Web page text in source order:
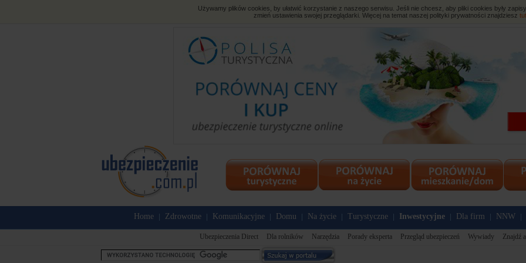
Używamy plików cookies, by ułatwić korzystanie z naszego serwisu. Jeśli nie chcesz, aby pliki cookies były
zmień ustawienia swojej przeglądarki. Więcej na temat naszej polityki prywatności znajdziesz
Home Zdrowotne Komunikacyjne Domu Na życie Turystyczne Inwestycyjne Dla firm NNW
Ubezpieczenia Direct Dla rolników Narzędzia Porady eksperta Przegląd ubezpieczeń Wywiady Znajdź